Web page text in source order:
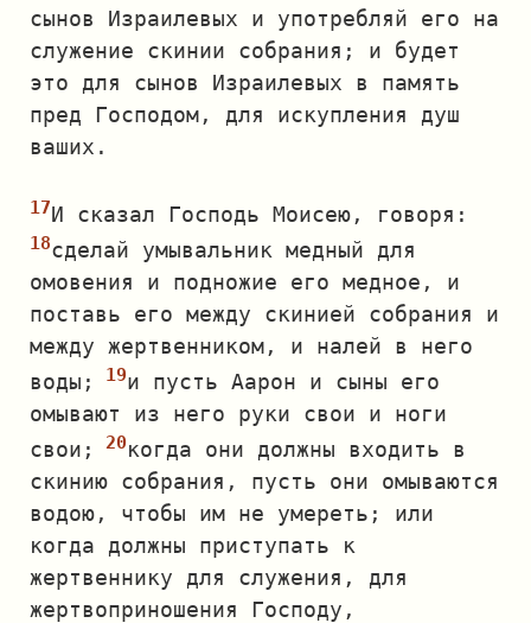
сынов Израилевых и употребляй его на
служение скинии собрания; и будет
это для сынов Израилевых в память
пред Господом, для искупления душ
ваших.
И сказал Господь Моисею, говоря:
сделай умывальник медный для
омовения и подножие его медное, и
поставь его между скинией собрания и
между жертвенником, и налей в него
воды;
и пусть Аарон и сыны его
омывают из него руки свои и ноги
свои;
когда они должны входить в
скинию собрания, пусть они омываются
водою, чтобы им не умереть; или
когда должны приступать к
жертвеннику для служения, для
жертвоприношения Господу,